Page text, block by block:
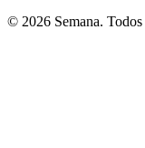
© 2026 Semana. Todos